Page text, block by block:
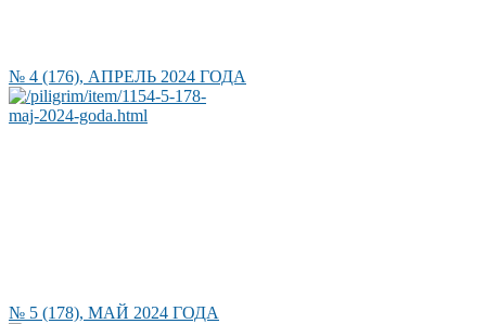
№ 4 (176), АПРЕЛЬ 2024 ГОДА
№ 5 (178), МАЙ 2024 ГОДА